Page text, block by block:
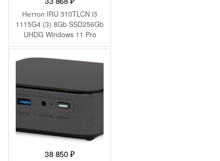
Неттоп IRU 310TLCN i3
1115G4 (3) 8Gb SSD256Gb
UHDG Windows 11 Pro
GbitEth WiFi BT черный
(1975168)
38 850₽